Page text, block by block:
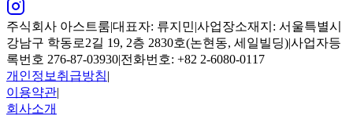
주식회사 아스트룸|대표자: 류지민|사업장소재지: 서울특별시
강남구 학동로2길 19, 2층 2830호(논현동, 세일빌딩)|사업자등
록번호 276-87-03930|전화번호: +82 2-6080-0117
개인정보취급방침|
이용약관|
회사소개